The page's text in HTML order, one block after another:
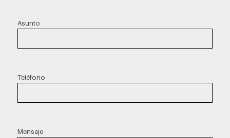
Asunto
Teléfono
Mensaje